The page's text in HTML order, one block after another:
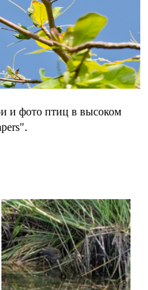
и фото птиц в высоком